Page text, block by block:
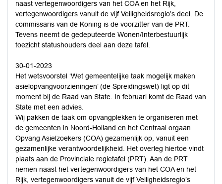
naast vertegenwoordigers van het COA en het Rijk,
vertegenwoordigers vanuit de vijf Veiligheidsregio’s deel. De
commissaris van de Koning is de voorzitter van de PRT.
Tevens neemt de gedeputeerde Wonen/Interbestuurlijk
toezicht statushouders deel aan deze tafel.
30-01-2023
Het wetsvoorstel ‘Wet gemeentelijke taak mogelijk maken
asielopvangvoorzieningen’ (de Spreidingswet) ligt op dit
moment bij de Raad van State. In februari komt de Raad van
State met een advies.
Wij pakken de taak om opvangplekken te organiseren met
de gemeenten in Noord-Holland en het Centraal orgaan
Opvang Asielzoekers (COA) gezamenlijk op, vanuit een
gezamenlijke verantwoordelijkheid. Het overleg hiertoe vindt
plaats aan de Provinciale regietafel (PRT). Aan de PRT
nemen naast het vertegenwoordigers van het COA en het
Rijk, vertegenwoordigers vanuit de vijf Veiligheidsregio’s